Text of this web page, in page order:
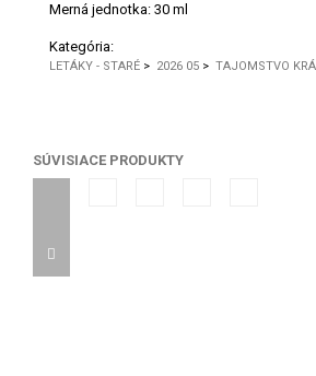
Merná jednotka: 30 ml
Kategória:
LETÁKY - STARÉ > 2026 05 > TAJOMSTVO
SÚVISIACE PRODUKTY